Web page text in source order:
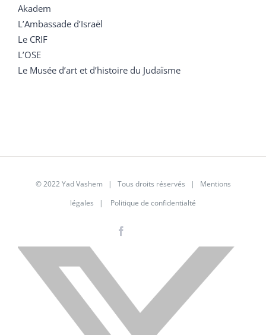
Akadem
L’Ambassade d’Israël
Le CRIF
L’OSE
Le Musée d’art et d’histoire du Judaïsme
© 2022 Yad Vashem | Tous droits réservés | Mentions
légales | Politique de confidentialté
X